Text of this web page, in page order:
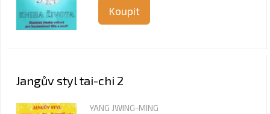
Koupit
Jangův styl tai-chi 2
YANG JWING-MING